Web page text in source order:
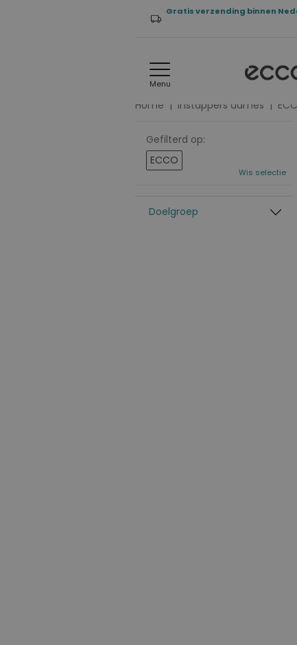
Gratis verzending binnen
Menu
Home Instappers dames
Gefilterd op:
ECCO
Wis selectie
Doelgroep